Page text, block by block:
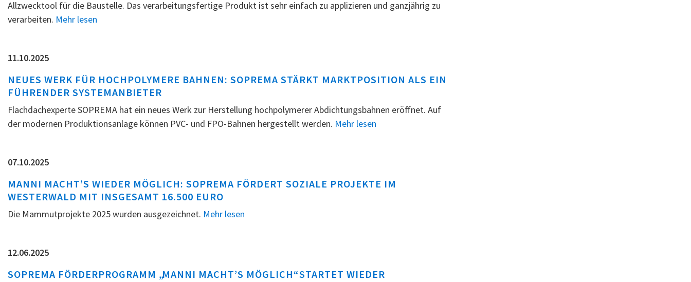
Allzwecktool für die Baustelle. Das verarbeitungsfertige Produkt ist sehr einfach zu applizieren und ganzjährig zu
verarbeiten. Mehr lesen
11.10.2025
NEUES WERK FÜR HOCHPOLYMERE BAHNEN: SOPREMA STÄRKT MARKTPOSITION ALS EIN
FÜHRENDER SYSTEMANBIETER
Flachdachexperte SOPREMA hat ein neues Werk zur Herstellung hochpolymerer Abdichtungsbahnen eröffnet. Auf
der modernen Produktionsanlage können PVC- und FPO-Bahnen hergestellt werden. Mehr lesen
07.10.2025
MANNI MACHT’S WIEDER MÖGLICH: SOPREMA FÖRDERT SOZIALE PROJEKTE IM
WESTERWALD MIT INSGESAMT 16.500 EURO
Die Mammutprojekte 2025 wurden ausgezeichnet. Mehr lesen
12.06.2025
SOPREMA FÖRDERPROGRAMM „MANNI MACHT’S MÖGLICH“ STARTET WIEDER